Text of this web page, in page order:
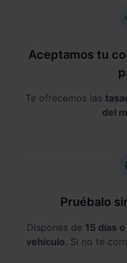
Aceptamos tu
Te ofrecemos las
del
Pruébalo
Dispones de 15 días
vehículo. Si no te